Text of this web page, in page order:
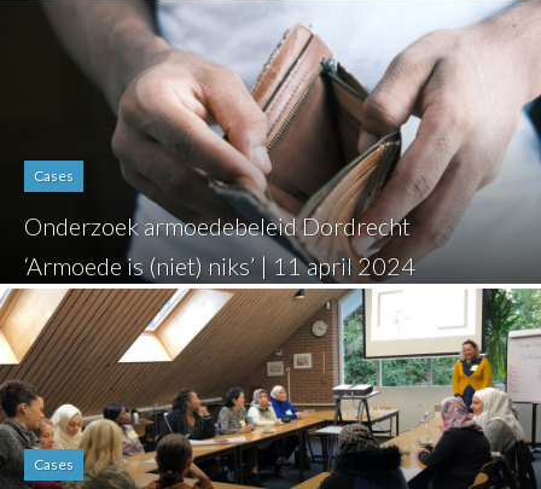
Cases
Onderzoek armoedebeleid Dordrecht
‘Armoede is (niet) niks’ | 11 april 2024
Cases